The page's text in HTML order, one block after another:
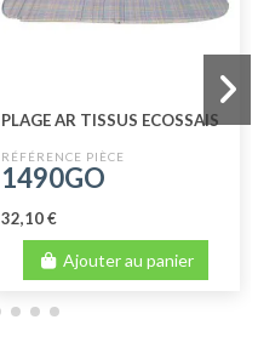
PLAGE AR TISSUS ECOSSAIS
1490GO
32,10 €
Ajouter au panier